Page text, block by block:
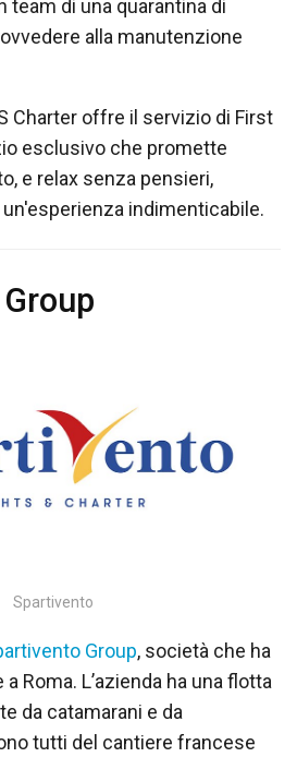
team di una quarantina di
alla manutenzione
Charter offre il servizio di First
esclusivo che promette
e relax senza pensieri,
indimenticabile.
Spartivento
Group, società che ha
Roma. L’azienda ha una flotta
da catamarani e da
tutti del cantiere francese